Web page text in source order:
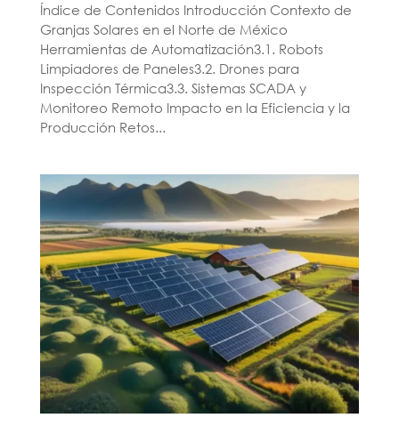
Índice de Contenidos Introducción Contexto de
Granjas Solares en el Norte de México
Herramientas de Automatización3.1. Robots
Limpiadores de Paneles3.2. Drones para
Inspección Térmica3.3. Sistemas SCADA y
Monitoreo Remoto Impacto en la Eficiencia y la
Producción Retos...